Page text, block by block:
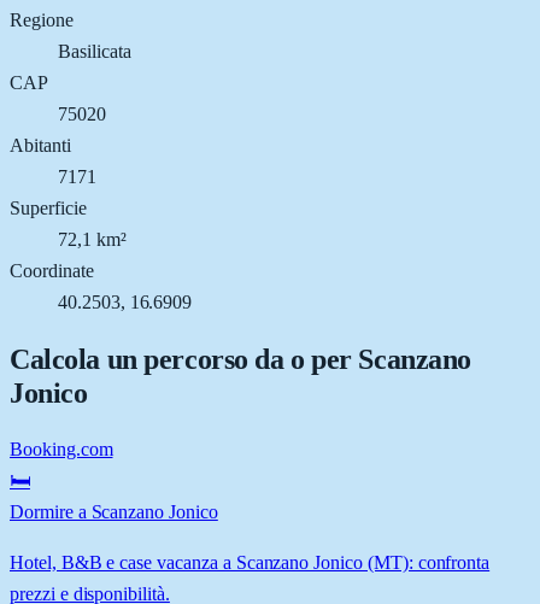
Regione
Basilicata
CAP
75020
Abitanti
7171
Superficie
72,1 km²
Coordinate
40.2503, 16.6909
Calcola un percorso da o per Scanzano
Jonico
Booking.com
🛏️
Dormire a Scanzano Jonico
Hotel, B&B e case vacanza a Scanzano Jonico (MT): confronta
prezzi e disponibilità.